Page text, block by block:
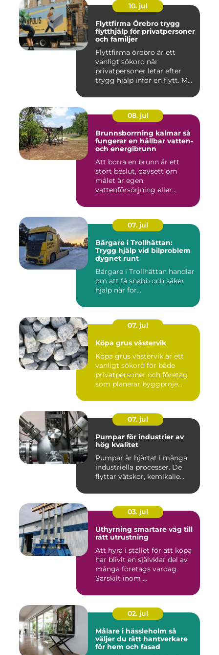
10. jul
Flyttfirma Örebro trygg
flytthjälp för privatpersoner
och familjer
Flyttfirma örebro är ett
vanligt sökord när
privatpersoner letar efter
trygg hjälp inför en flytt. M...
08. jul
Brunnsborrning kalmar så
fungerar en hållbar vatten-
och energibrunn
Att borra en brunn är ett
stort beslut, oavsett om
målet är egen
vattenförsörjning eller
07. jul
Bärgare i Trollhättan:
Trygg hjälp vid bilproblem
dygnet runt
Bärgare i Trollhättan handlar
om att få snabb och säker
hjälp när for...
07. jul
Köpa grus västervik
Köpa grus västervik är ett
vanligt sökord för både
privatpersoner och företag
som planerar byggproje...
07. jul
Pumpar för industrier av
hög kvalitet
Pumpar är hjärtat i många
industriella processer. De
flyttar vätskor, kemikalie...
03. jul
Uthyrning smartare väg till
rätt utrustning
Att hyra i stället för att köpa
har blivit en självklar del av
många företags vardag.
Särskilt inom ...
02. jul
Målare i hässleholm så
väljer du rätt hantverkare
för hem och fasad